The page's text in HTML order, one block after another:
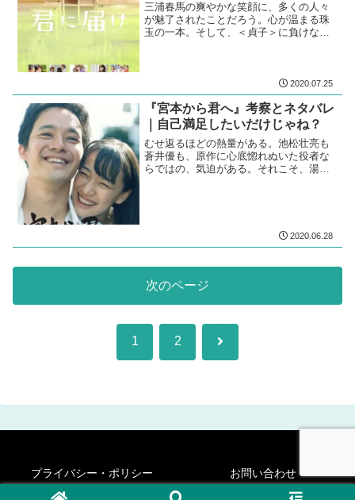
三浦春馬の爽やかな笑顔に、多くの人々
が魅了されたことだろう。心が温まる珠
玉の一本。そして、＜貞子＞に負けない
2020.07.25
『宮本から君へ』考察とネタバレ
｜自己満足したいだけじゃね？
むせ返るほどの熱量がある。池松壮亮も
蒼井優も、原作に心底惚れぬいた役者な
らではの、気迫がある。それこそ、湯を
2020.06.28
次のページ
1 2 次
プライバシー・ポリシー お問い合わせ